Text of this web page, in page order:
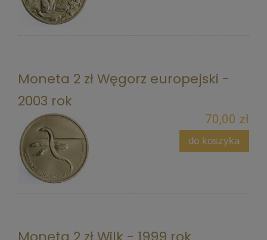
Moneta 2 zł Węgorz europejski -
2003 rok
70,00 zł
do koszyka